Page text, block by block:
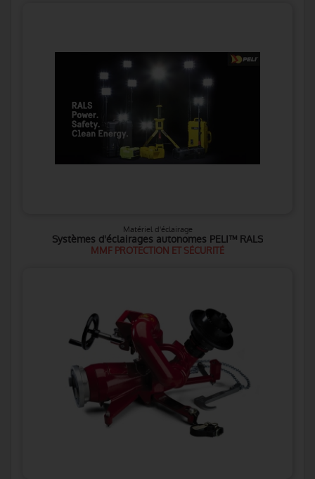
Matériel d'éclairage
Systèmes d'éclairages autonomes PELI™ RALS
MMF PROTECTION ET SÉCURITÉ